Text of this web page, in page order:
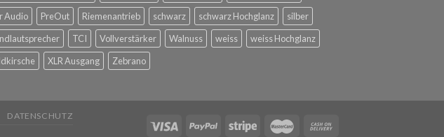
Audio
PreOut Riemenantrieb schwarz schwarz Hochglanz
silber
TCI Vollverstärker Walnuss weiss
weiss Hochglanz
XLR Ausgang Zebrano
DATENSCHUTZ